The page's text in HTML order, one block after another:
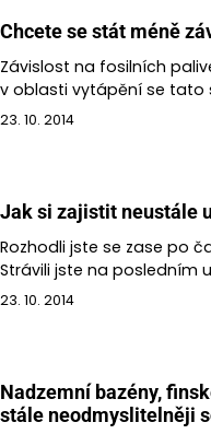
Chcete se stát méně
Závislost na fosilních
v oblasti vytápění se tato
23. 10. 2014
Jak si zajistit neustále
Rozhodli jste se zase po
Strávili jste na posledním
23. 10. 2014
Nadzemní bazény,
stále neodmyslitelněji